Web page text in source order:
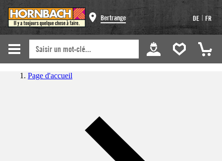
Bertrange DE | FR
Page d'accueil